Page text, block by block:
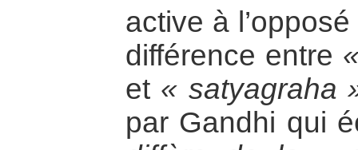
active à
différence entre
et « satyagraha
par Gandhi qui